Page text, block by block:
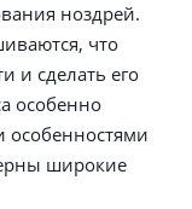
ноздрей.
что
и сделать его
особенно
особенностями
широкие